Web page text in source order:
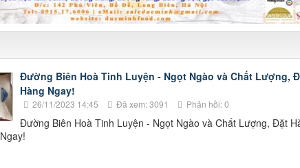
Đường Biên Hoà Tinh Luyện - Ngọt Ngào và Chất Lượng,
Hàng Ngay!
26/11/2023 14:45 Đã xem: 3091 Phản hồi: 0
Đường Biên Hoà Tinh Luyện - Ngọt Ngào và Chất Lượng, Đặt
Ngay!